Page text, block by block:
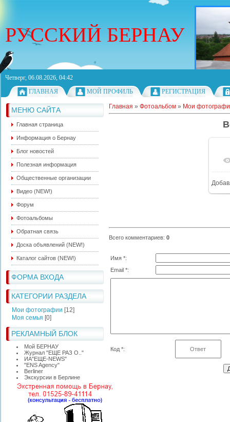
РУССКИЙ БЕРНАУ
Четверг, 06.08.2026, 04:42
ГЛАВНАЯ
МОЙ ПРОФИЛЬ РЕГИСТРАЦИЯ
МЕНЮ САЙТА
Главная страница
Информация о Бернау
Блог новостей
Полезная информация
Общественные организации
Видео (NEW!)
Форум
Фотоальбомы
Обратная связь
Доска объявлений (NEW!)
Каталог сайтов (NEW!)
ФОРМА ВХОДА
КАТЕГОРИИ РАЗДЕЛА
Мои фотографии [12]
Моя семья [0]
РЕКЛАМНЫЙ БЛОК
Мой БЕРНАУ
Журнал "ЕЩЕ РАЗ О.."
ИА"ЕЩЕ-NEWS"
"ЕNS Agency"
Berliner
Экскурсии в Берлине
Главная » Фотоальбом » Мои
Всего комментариев: 0
Имя *:
Email *:
Код *: